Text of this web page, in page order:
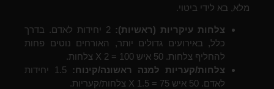
מלא, בא לידי ביטוי.
צלחות עיקריות (ראשיות):
2 יחידות לאדם. בדרך
כלל, באירועים גדולים יותר, האורחים נוטים פחות
להחליף צלחות. 50 איש X 2 = 100 צלחות.
צלחות/קעריות למנה ראשונה/קינוח:
1.5 יחידות
לאדם. 50 איש X 1.5 = 75 צלחות/קעריות.